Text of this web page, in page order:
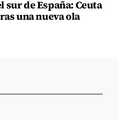
de España: Ceuta
una nueva ola